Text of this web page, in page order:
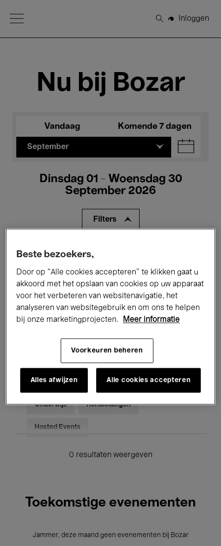
Open Menu
Zoeken
Inloggen
Nu bij Bozar
Vandaag Komende 7 dagen
September
Dinsdag 01 - Woensdag 30
September 2026
Filters
Alle evenementen
Tentoonstellingen Films
Performances Lezingen & Debatten
Jazz Klassieke Muziek Global Music
Voor iedereen Kids’ Palace
Onderwijs Rondleidingen
Hosted Events
0 resultaten weergeven
Toekomstige evenementen
Jammer, deze maand geen evenementen bij Bozar
Beste bezoekers,
Door op “Alle cookies accepteren” te klikken gaat u
akkoord met het opslaan van cookies op uw apparaat
voor het verbeteren van websitenavigatie, het
analyseren van websitegebruik en om ons te helpen
bij onze marketingprojecten.
Meer informatie
Voorkeuren beheren
Alles afwijzen Alle cookies accepteren